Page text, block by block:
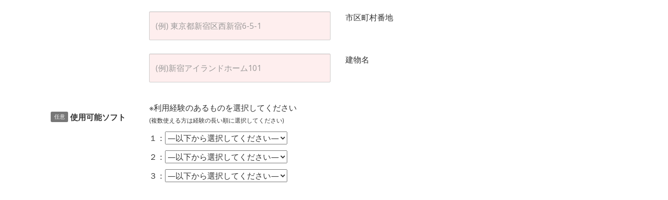
市区町村番地
建物名
任意 使用可能ソフト
※利用経験のあるものを選択してください
(複数使える方は経験の長い順に選択してください)
１：
２：
３：